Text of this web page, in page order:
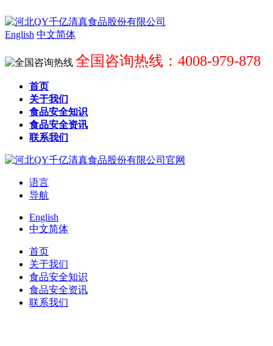
English 中文简体
全国咨询热线：4008-979-878
首页
关于我们
食品安全知识
食品安全资讯
联系我们
语言
导航
English
中文简体
首页
关于我们
食品安全知识
食品安全资讯
联系我们